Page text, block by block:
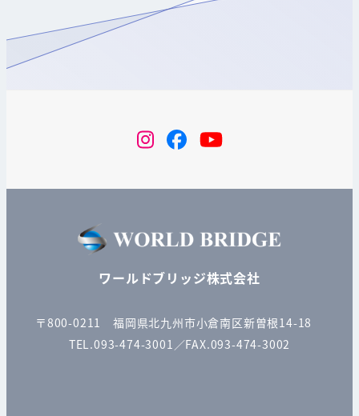
instagram
FacebookYouTube
ワールドブリッジ株式会社
〒800-0211 福岡県北九州市小倉南区新曽根14-18
TEL.093-474-3001／FAX.093-474-3002